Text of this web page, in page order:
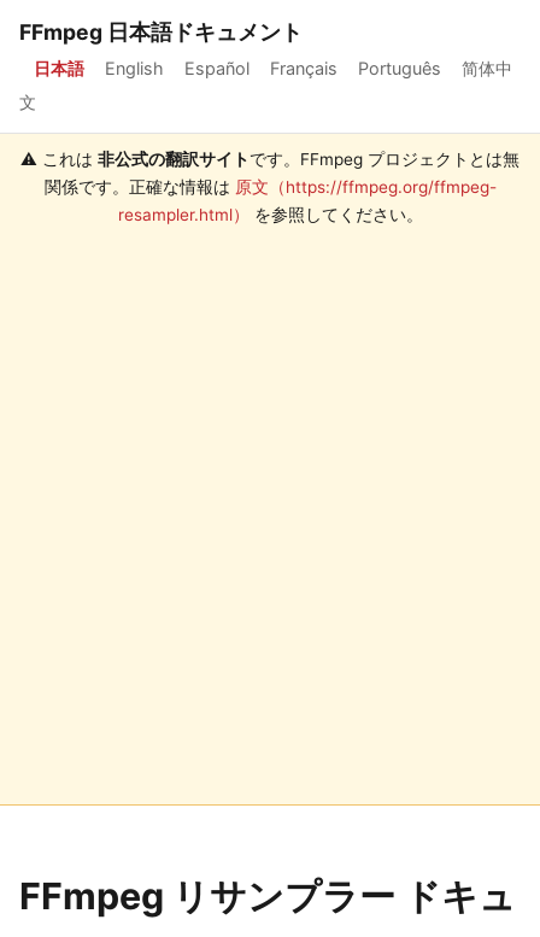
FFmpeg 日本語ドキュメント
日本語 English Español Français Português
简体中
文
⚠️ これは 非公式の翻訳サイトです。FFmpeg プロジェクトとは無
関係です。正確な情報は 原文（https://ffmpeg.org/ffmpeg-
resampler.html）
を参照してください。
FFmpeg リサンプラー ドキュ